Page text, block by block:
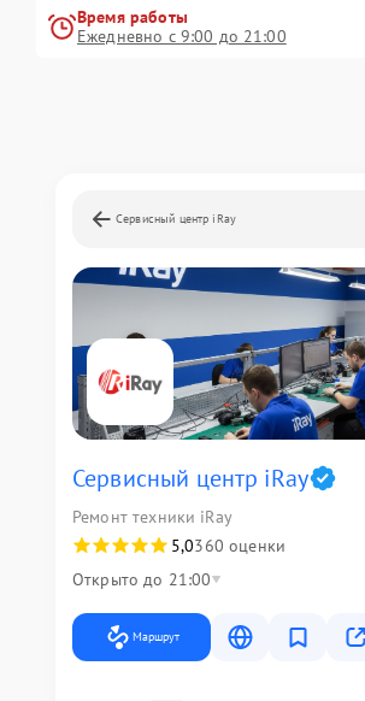
Время работы
Ежедневно с 9:00 до 21:00
Сервисный центр iRay
Сервисный центр iRay
Ремонт техники iRay
5,0360 оценки
Открыто до 21:00
Маршрут